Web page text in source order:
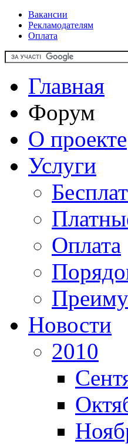
Вакансии
Рекламодателям
Оплата
Главная
Форум
О проекте
Услуги
Оплата
Новости
2010